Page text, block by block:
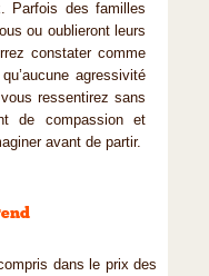
Parfois des familles
ou oublieront leurs
constater comme
agressivité
ressentirez sans
de compassion et
avant de partir.
dans le prix des